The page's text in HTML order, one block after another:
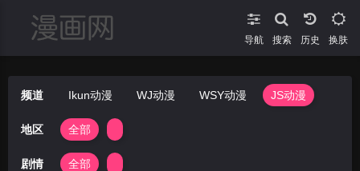
导航 搜索 换肤
频道 Ikun动漫 WJ动漫 WSY动漫 JS动漫
地区 全部
剧情 全部